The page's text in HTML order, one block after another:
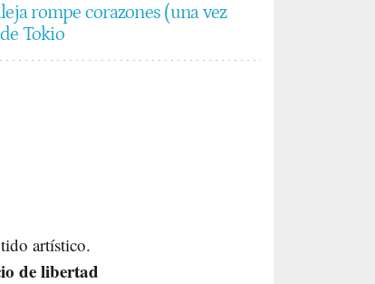
rompe corazones (una vez
Tokio
artístico.
de libertad